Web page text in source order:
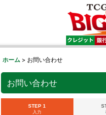
ホーム > お問い合わせ
お問い合わせ
STEP 1
入力